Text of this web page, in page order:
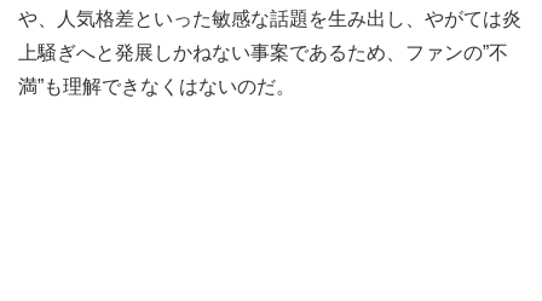
や、人気格差といった敏感な話題を生み出し、やがては炎
上騒ぎへと発展しかねない事案であるため、ファンの”不
満”も理解できなくはないのだ。